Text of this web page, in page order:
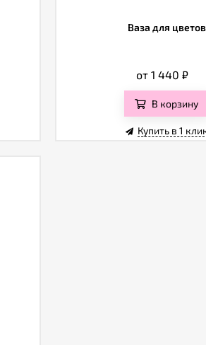
Ваза для цветов
от 1 440 ₽
В корзину
Купить в 1